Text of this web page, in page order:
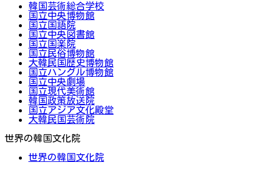
韓国芸術総合学校
国立中央博物館
国立国語院
国立中央図書館
国立国楽院
国立民俗博物館
大韓民国歴史博物館
国立ハングル博物館
国立中央劇場
国立現代美術館
韓国政策放送院
国立アジア文化殿堂
大韓民国芸術院
世界の韓国文化院
世界の韓国文化院